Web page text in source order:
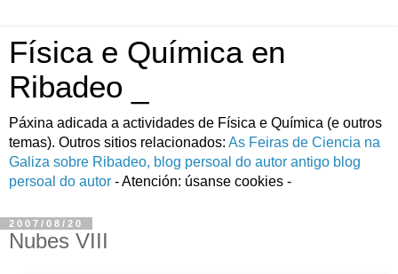
Física e Química en
Ribadeo _
Páxina adicada a actividades de Fí­sica e Quí­mica (e outros
temas). Outros sitios relacionados: As Feiras de Ciencia na
Galiza sobre Ribadeo, blog persoal do autor antigo blog
persoal do autor - Atención: úsanse cookies -
2007/08/20
Nubes VIII